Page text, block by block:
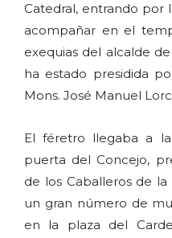
Catedral, entrando por
acompañar en el
exequias del alcalde
ha estado presidida
Mons. José Manuel
El féretro llegaba a
puerta del Concejo,
de los Caballeros de
un gran número de
en la plaza del